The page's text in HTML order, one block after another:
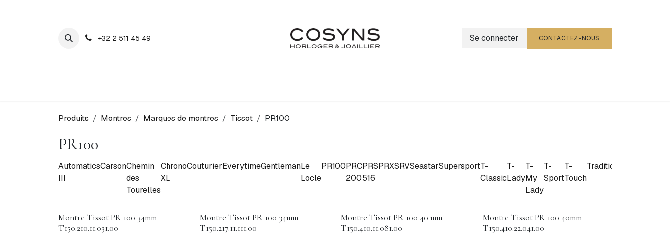
+32 2 511 45 49 Se connecter CONTACTEZ-NOUS
Produits Montres Marques de montres Tissot PR100
PR100
Automatics
III
CarsonChemin
des
Tourelles
Chrono
XL
CouturierEverytimeGentlemanLe
Locle
PR100PRC
200
PRS
516
PRXSRVSeastarSupersportT-
Classic
T-
Lady
T-
My
Lady
T-
Sport
T-
Touch
Tradition
Montre Tissot PR 100 34mm
T150.210.11.031.00
Montre Tissot PR 100 34mm
T150.217.11.111.00
Montre Tissot PR 100 40 mm
T150.410.11.081.00
Montre Tissot PR 100 40mm
T150.410.22.041.00